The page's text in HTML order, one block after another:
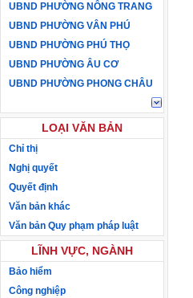
UBND PHƯỜNG NÔNG TRANG
UBND PHƯỜNG VÂN PHÚ
UBND PHƯỜNG PHÚ THỌ
UBND PHƯỜNG ÂU CƠ
UBND PHƯỜNG PHONG CHÂU
LOẠI VĂN BẢN
Chỉ thị
Nghị quyết
Quyết định
Văn bản khác
Văn bản Quy phạm pháp luật
LĨNH VỰC, NGÀNH
Bảo hiểm
Công nghiệp